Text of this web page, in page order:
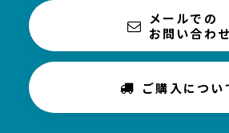
メールでの
お問い合わせ
ご購入につい